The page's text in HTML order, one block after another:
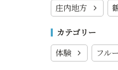
庄内地方
カテゴリー
体験
フル